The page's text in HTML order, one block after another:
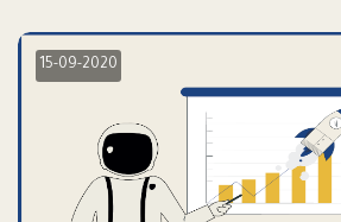
15-09-2020